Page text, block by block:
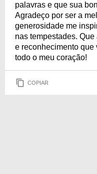
palavras e que sua
Agradeço por ser a
generosidade me
nas tempestades.
e reconhecimento que
todo o meu coração!
COPIAR